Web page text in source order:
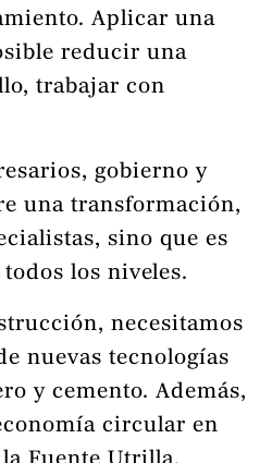
Aplicar una
reducir una
trabajar con
gobierno y
una transformación,
sino que es
los niveles.
necesitamos
nuevas tecnologías
y cemento. Además,
circular en